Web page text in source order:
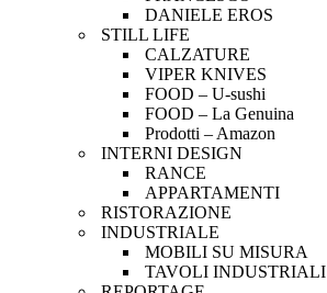
DANIELE EROS
STILL LIFE
CALZATURE
VIPER KNIVES
FOOD – U-sushi
FOOD – La Genuina
Prodotti – Amazon
INTERNI DESIGN
RANCE
APPARTAMENTI
RISTORAZIONE
INDUSTRIALE
MOBILI SU MISURA
TAVOLI INDUSTRIALI